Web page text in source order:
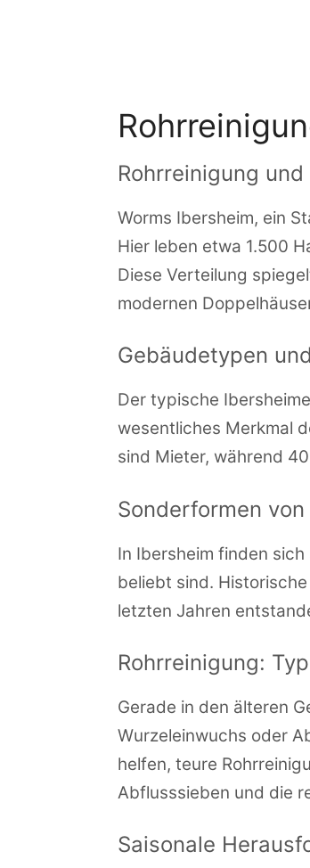
Rohrreinigung
Worms Ibersheim, ein
Hier leben etwa 1.500
Diese Verteilung
modernen
Gebäudetypen
Der typische
wesentliches Merkmal
sind Mieter, während
Sonderformen
In Ibersheim finden
beliebt sind.
letzten Jahren
Rohrreinigung:
Gerade in den älteren
Wurzeleinwuchs oder
helfen, teure
Abflusssieben und die
Saisonale